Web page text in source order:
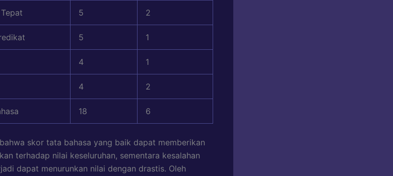
5 2
5 1
4 1
4 2
18 6
skor tata bahasa yang baik dapat memberikan
terhadap nilai keseluruhan, sementara kesalahan
dapat menurunkan nilai dengan drastis. Oleh